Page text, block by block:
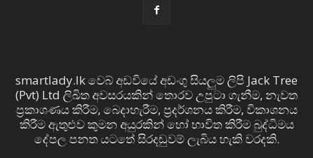
smartlady.lk වෙබ් අඩවියේ අඩංගු සියලුම ලිපි Jack Tree
(Pvt) Ltd ලිඛිත අවසරයකින් තොරව උපුටා ගැනීම, නැවත
ප්‍රකාශණය කිරීම, බෙදාහැරීම, ප්‍රදර්ශනය කිරීම, විකාශනය
කිරීම ඇතුළුව කුමන අයුරකින් හෝ භාවිත කිරීම බුද්ධිමය
දේපල පනත යටතේ සිරදඬුවම් ලැබිය හැකි වරදකි.